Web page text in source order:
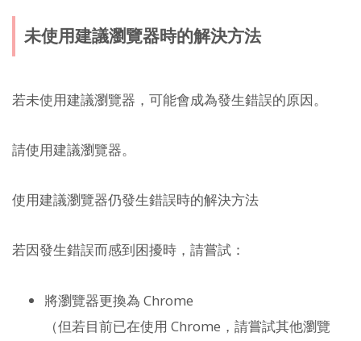
未使用建議瀏覽器時的解決方法
若未使用建議瀏覽器，可能會成為發生錯誤的原因。
請使用建議瀏覽器。
使用建議瀏覽器仍發生錯誤時的解決方法
若因發生錯誤而感到困擾時，請嘗試：
將瀏覽器更換為 Chrome
（但若目前已在使用 Chrome，請嘗試其他瀏覽